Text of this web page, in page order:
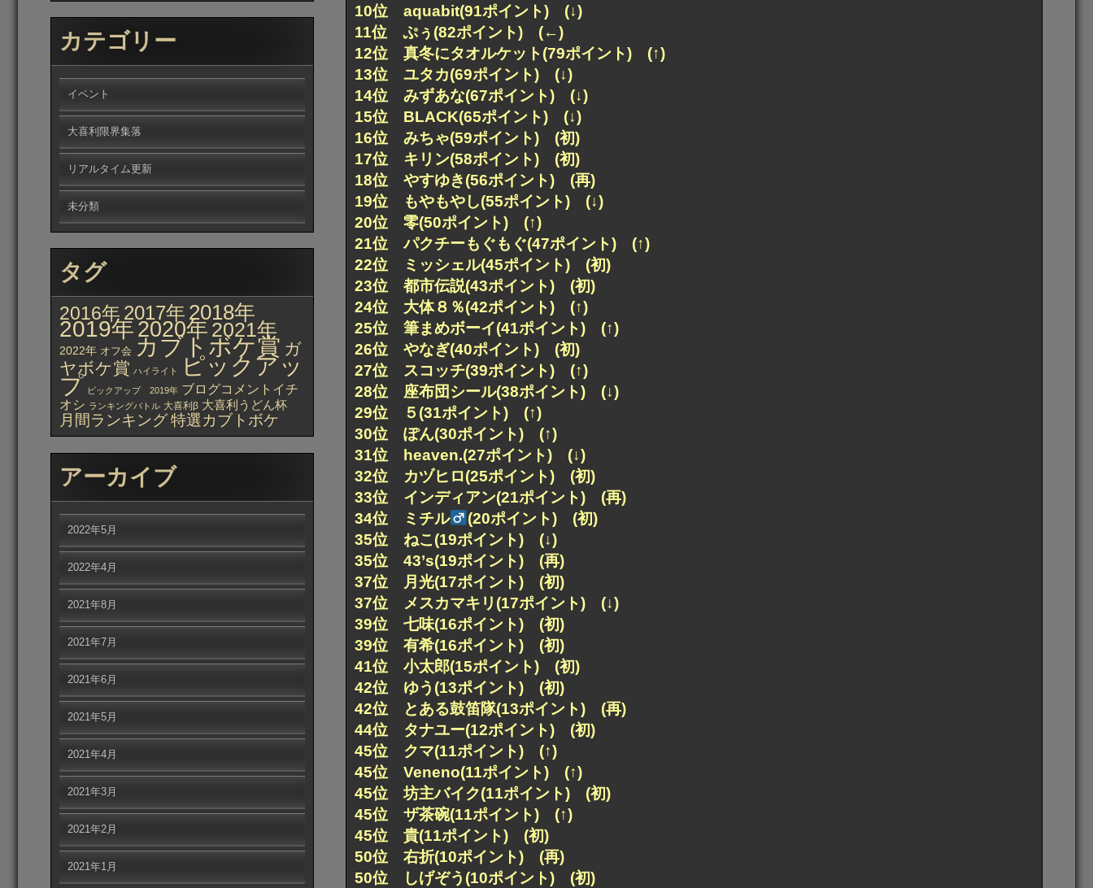
10位 aquabit(91ポイント) (↓)
11位 ぷぅ(82ポイント) (←)
12位 真冬にタオルケット(79ポイント) (↑)
13位 ユタカ(69ポイント) (↓)
14位 みずあな(67ポイント) (↓)
15位 BLACK(65ポイント) (↓)
16位 みちゃ(59ポイント) (初)
17位 キリン(58ポイント) (初)
18位 やすゆき(56ポイント) (再)
19位 もやもやし(55ポイント) (↓)
20位 零(50ポイント) (↑)
21位 パクチーもぐもぐ(47ポイント) (↑)
22位 ミッシェル(45ポイント) (初)
23位 都市伝説(43ポイント) (初)
24位 大体８％(42ポイント) (↑)
25位 筆まめボーイ(41ポイント) (↑)
26位 やなぎ(40ポイント) (初)
27位 スコッチ(39ポイント) (↑)
28位 座布団シール(38ポイント) (↓)
29位 ５(31ポイント) (↑)
30位 ぽん(30ポイント) (↑)
31位 heaven.(27ポイント) (↓)
32位 カヅヒロ(25ポイント) (初)
33位 インディアン(21ポイント) (再)
34位 ミチル
(20ポイント) (初)
35位 ねこ(19ポイント) (↓)
35位 43’s(19ポイント) (再)
37位 月光(17ポイント) (初)
37位 メスカマキリ(17ポイント) (↓)
39位 七味(16ポイント) (初)
39位 有希(16ポイント) (初)
41位 小太郎(15ポイント) (初)
42位 ゆう(13ポイント) (初)
42位 とある鼓笛隊(13ポイント) (再)
44位 タナユー(12ポイント) (初)
45位 クマ(11ポイント) (↑)
45位 Veneno(11ポイント) (↑)
45位 坊主バイク(11ポイント) (初)
45位 ザ茶碗(11ポイント) (↑)
45位 貴(11ポイント) (初)
50位 右折(10ポイント) (再)
50位 しげぞう(10ポイント) (初)
カテゴリー
イベント
大喜利限界集落
リアルタイム更新
未分類
タグ
2016年 2017年 2018年
2019年2020年 2021年
2022年 オフ会 カブトボケ賞 ガ
ヤボケ賞 ハイライト ピックアッ
プ ピックアップ 2019年 ブログコメントイチ
オシ ランキングバトル 大喜利β 大喜利うどん杯
月間ランキング特選カブトボケ
アーカイブ
2022年5月
2022年4月
2021年8月
2021年7月
2021年6月
2021年5月
2021年4月
2021年3月
2021年2月
2021年1月